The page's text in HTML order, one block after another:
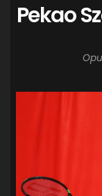
Pekao